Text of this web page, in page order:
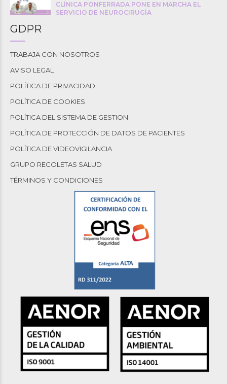
CLÍNICA PONFERRADA PONE EN MARCHA EL
SERVICIO DE NEUROCIRUGÍA
GDPR
TRABAJA CON NOSOTROS
AVISO LEGAL
POLÍTICA DE PRIVACIDAD
POLÍTICA DE COOKIES
POLÍTICA DEL SISTEMA DE GESTION
POLÍTICA DE PROTECCIÓN DE DATOS DE PACIENTES
POLÍTICA DE VIDEOVIGILANCIA
GRUPO RECOLETAS SALUD
TÉRMINOS Y CONDICIONES